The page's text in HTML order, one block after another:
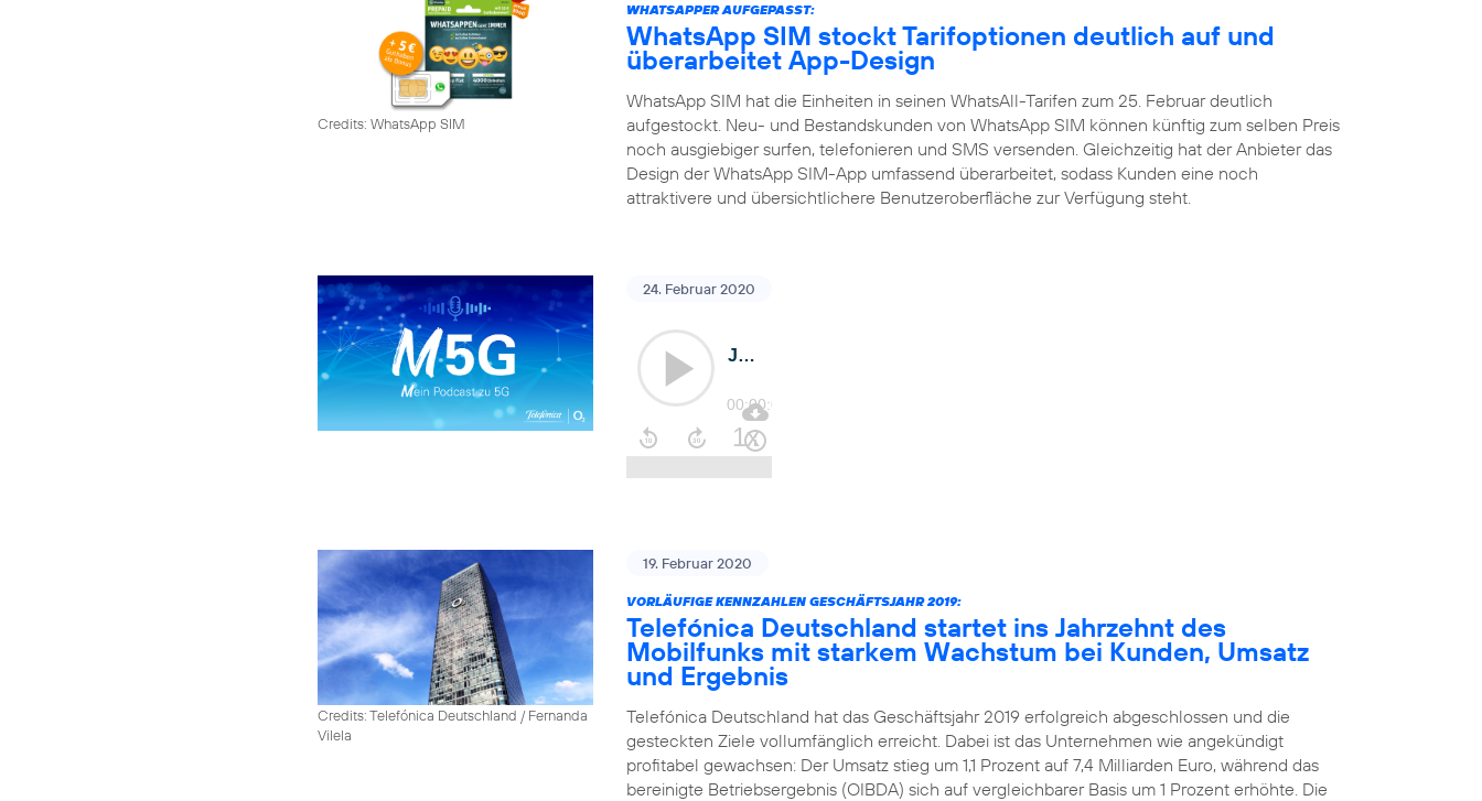
Credits: WhatsApp SIM
WHATSAPPER AUFGEPASST:
WhatsApp SIM stockt Tarifoptionen deutlich auf und
überarbeitet App-Design
WhatsApp SIM hat die Einheiten in seinen WhatsAll-Tarifen zum 25. Februar deutlich
aufgestockt. Neu- und Bestandskunden von WhatsApp SIM können künftig zum selben Preis
noch ausgiebiger surfen, telefonieren und SMS versenden. Gleichzeitig hat der Anbieter das
Design der WhatsApp SIM-App umfassend überarbeitet, sodass Kunden eine noch
attraktivere und übersichtlichere Benutzeroberfläche zur Verfügung steht.
24. Februar 2020
Credits: Telefónica Deutschland / Fernanda
Vilela
19. Februar 2020
VORLÄUFIGE KENNZAHLEN GESCHÄFTSJAHR 2019:
Telefónica Deutschland startet ins Jahrzehnt des
Mobilfunks mit starkem Wachstum bei Kunden, Umsatz
und Ergebnis
Telefónica Deutschland hat das Geschäftsjahr 2019 erfolgreich abgeschlossen und die
gesteckten Ziele vollumfänglich erreicht. Dabei ist das Unternehmen wie angekündigt
profitabel gewachsen: Der Umsatz stieg um 1,1 Prozent auf 7,4 Milliarden Euro, während das
bereinigte Betriebsergebnis (OIBDA) sich auf vergleichbarer Basis um 1 Prozent erhöhte. Die